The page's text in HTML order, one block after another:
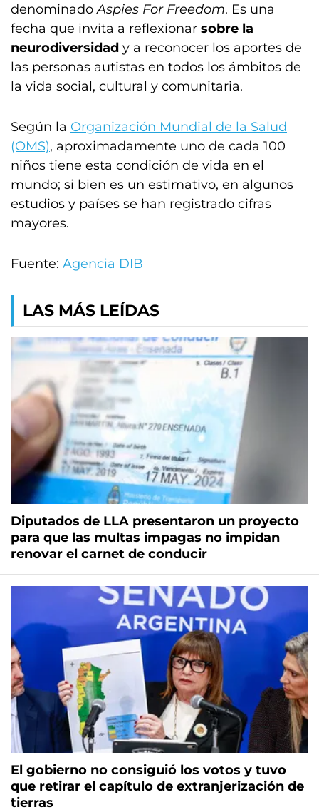
denominadoAspies For Freedom. Es una
fecha que invita a reflexionar sobre la
neurodiversidad y a reconocer los aportes de
las personas autistas en todos los ámbitos de
la vida social, cultural y comunitaria.
Según la Organización Mundial de la Salud
(OMS), aproximadamente uno de cada 100
niños tiene esta condición de vida en el
mundo; si bien es un estimativo, en algunos
estudios y países se han registrado cifras
mayores.
Fuente: Agencia DIB
LAS MÁS LEÍDAS
Diputados de LLA presentaron un proyecto
para que las multas impagas no impidan
renovar el carnet de conducir
El gobierno no consiguió los votos y tuvo
que retirar el capítulo de extranjerización de
tierras